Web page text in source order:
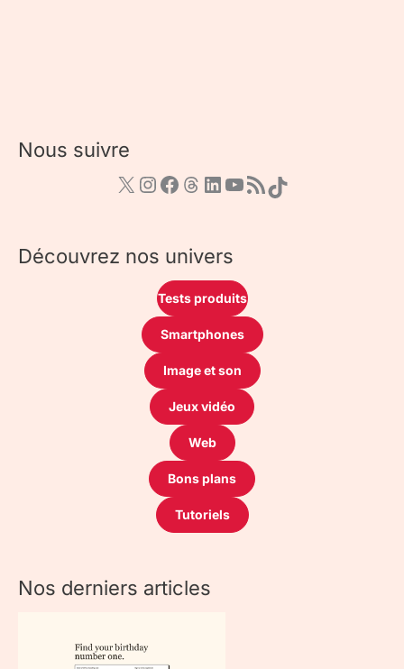
Nous suivre
Découvrez nos univers
Tests produits
Smartphones
Image et son
Jeux vidéo
Web
Bons plans
Tutoriels
Nos derniers articles